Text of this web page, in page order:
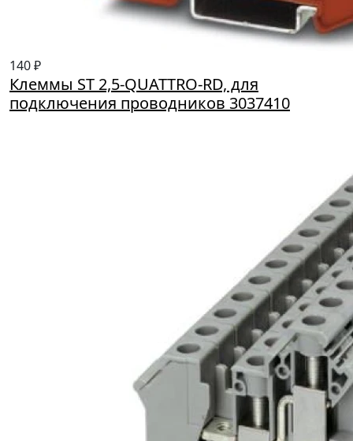
140 ₽
Клеммы ST 2,5-QUATTRO-RD, для
подключения проводников 3037410